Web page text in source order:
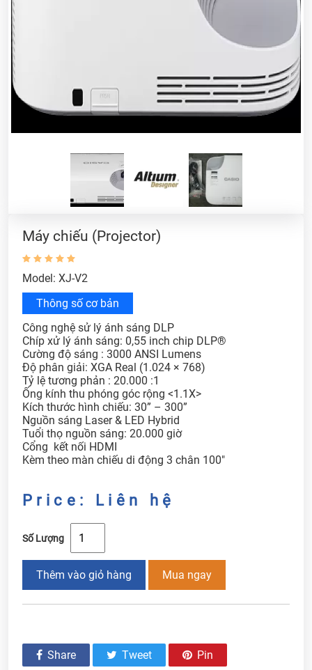
Máy chiếu (Projector)
Model: XJ-V2
Thông số cơ bản
Công nghệ sử lý ánh sáng DLP
Chíp xử lý ánh sáng: 0,55 inch chip DLP®
Cường độ sáng : 3000 ANSI Lumens
Độ phân giải: XGA Real (1.024 × 768)
Tỷ lệ tương phản : 20.000 :1
Ống kính thu phóng góc rộng <1.1X>
Kích thước hình chiếu: 30” – 300”
Nguồn sáng Laser & LED Hybrid
Tuổi thọ nguồn sáng: 20.000 giờ
Cổng kết nối HDMI
Kèm theo màn chiếu di động 3 chân 100"
Price: Liên hệ
Số Lượng
Thêm vào giỏ hàng Mua ngay
Share Tweet Pin